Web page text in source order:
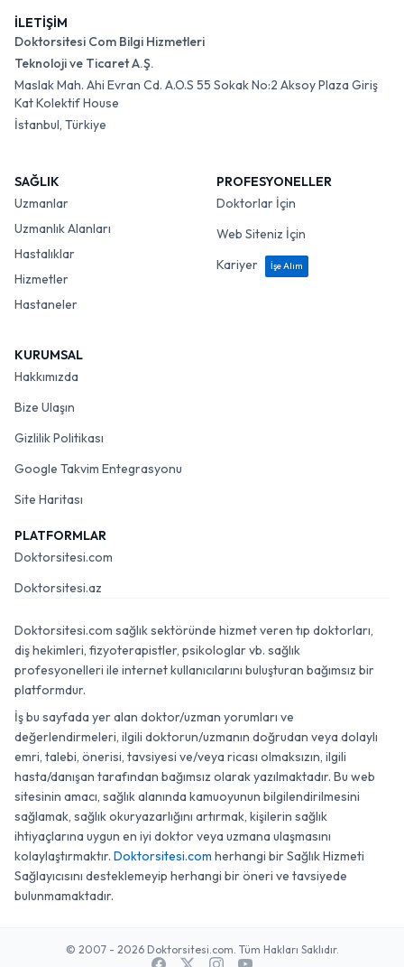
İLETİŞİM
Doktorsitesi Com Bilgi Hizmetleri
Teknoloji ve Ticaret A.Ş.
Maslak Mah. Ahi Evran Cd. A.O.S 55 Sokak No:2 Aksoy Plaza Giriş
Kat Kolektif House
İstanbul, Türkiye
SAĞLIK
Uzmanlar
Uzmanlık Alanları
Hastalıklar
Hizmetler
Hastaneler
PROFESYONELLER
Doktorlar İçin
Web Siteniz İçin
Kariyer
İşe Alım
KURUMSAL
Hakkımızda
Bize Ulaşın
Gizlilik Politikası
Google Takvim Entegrasyonu
Site Haritası
PLATFORMLAR
Doktorsitesi.com
Doktorsitesi.az
Doktorsitesi.com sağlık sektöründe hizmet veren tıp doktorları,
diş hekimleri, fizyoterapistler, psikologlar vb. sağlık
profesyonelleri ile internet kullanıcılarını buluşturan bağımsız bir
platformdur.
İş bu sayfada yer alan doktor/uzman yorumları ve
değerlendirmeleri, ilgili doktorun/uzmanın doğrudan veya dolaylı
emri, talebi, önerisi, tavsiyesi ve/veya ricası olmaksızın, ilgili
hasta/danışan tarafından bağımsız olarak yazılmaktadır. Bu web
sitesinin amacı, sağlık alanında kamuoyunun bilgilendirilmesini
sağlamak, sağlık okuryazarlığını artırmak, kişilerin sağlık
ihtiyaçlarına uygun en iyi doktor veya uzmana ulaşmasını
kolaylaştırmaktır. Doktorsitesi.com herhangi bir Sağlık Hizmeti
Sağlayıcısını desteklemeyip herhangi bir öneri ve tavsiyede
bulunmamaktadır.
© 2007 - 2026 Doktorsitesi.com. Tüm Hakları Saklıdır.